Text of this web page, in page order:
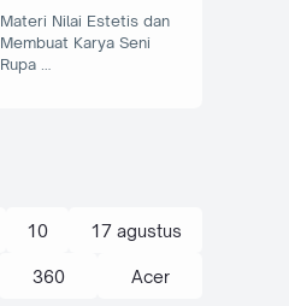
Materi Nilai Estetis dan
Membuat Karya Seni
Rupa …
10 17 agustus
360 Acer